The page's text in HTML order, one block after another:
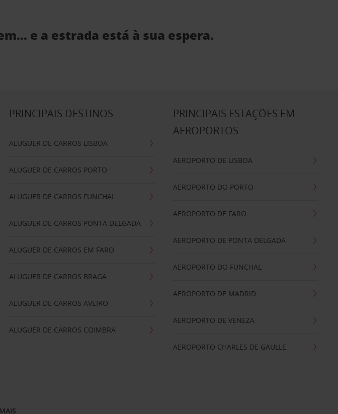
e a estrada está à sua espera.
PRINCIPAIS DESTINOS
ALUGUER DE CARROS LISBOA
ALUGUER DE CARROS PORTO
ALUGUER DE CARROS FUNCHAL
ALUGUER DE CARROS PONTA DELGADA
ALUGUER DE CARROS EM FARO
ALUGUER DE CARROS BRAGA
ALUGUER DE CARROS AVEIRO
ALUGUER DE CARROS COIMBRA
PRINCIPAIS ESTAÇÕES EM
AEROPORTOS
AEROPORTO DE LISBOA
AEROPORTO DO PORTO
AEROPORTO DE FARO
AEROPORTO DE PONTA DELGADA
AEROPORTO DO FUNCHAL
AEROPORTO DE MADRID
AEROPORTO DE VENEZA
AEROPORTO CHARLES DE GAULLE